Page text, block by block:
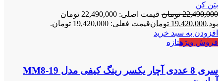
بتن کن
22,490,000 تومان
قیمت اصلی: 22,490,000 تومان
بود.19,420,000 تومانقیمت فعلی: 19,420,000 تومان.
افزودن به سبد خرید
فروش ویژهتازه
سری 8 عددی آچار یکسر رینگ کیفی مدل MM8-19